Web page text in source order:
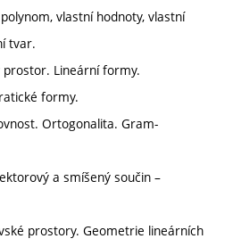
vlastní hodnoty, vlastní
tvar.
Lineární formy.
formy.
Ortogonalita. Gram-
a smíšený součin –
prostory. Geometrie lineárních